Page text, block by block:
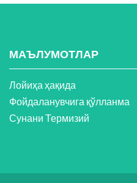
МАЪЛУМОТЛАР
Лойиҳа ҳақида
Фойдаланувчига қўлланма
Сунани Термизий